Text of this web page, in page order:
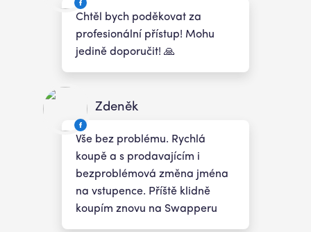
Chtěl bych poděkovat za
profesionální přístup! Mohu
jedině doporučit! 🙏
Zdeněk
Vše bez problému. Rychlá
koupě a s prodavajícím i
bezproblémová změna jména
na vstupence. Příště klidně
koupím znovu na Swapperu